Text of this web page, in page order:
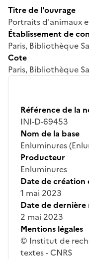
Titre de l'ouvrage
Portraits d'animaux
Établissement de
Paris, Bibliothèque
Cote
Paris, Bibliothèque
Référence de la
INI-D-69453
Nom de la base
Enluminures
Producteur
Enluminures
Date de création
1 mai 2023
Date de
2 mai 2023
Mentions légales
© Institut de
textes - CNRS